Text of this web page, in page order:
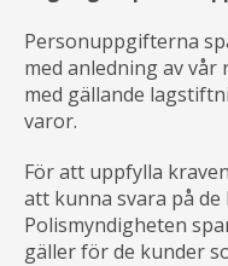
Personuppgifterna
med anledning av
med gällande
varor.
För att uppfylla
att kunna svara på
Polismyndigheten
gäller för de kunder